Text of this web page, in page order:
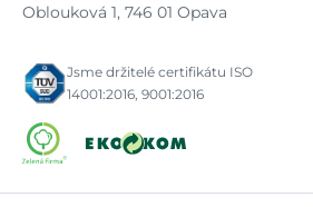
Oblouková 1, 746 01 Opava
Jsme držitelé certifikátu ISO
14001:2016, 9001:2016